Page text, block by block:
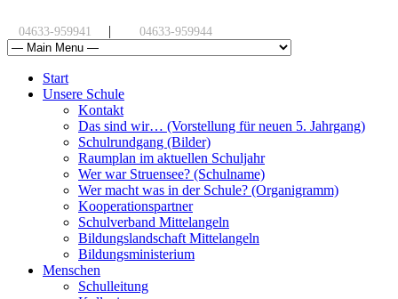
04633-959941 | 04633-959944
Start
Unsere Schule
Kontakt
Das sind wir… (Vorstellung für neuen 5. Jahrgang)
Schulrundgang (Bilder)
Raumplan im aktuellen Schuljahr
Wer war Struensee? (Schulname)
Wer macht was in der Schule? (Organigramm)
Kooperationspartner
Schulverband Mittelangeln
Bildungslandschaft Mittelangeln
Bildungsministerium
Menschen
Schulleitung